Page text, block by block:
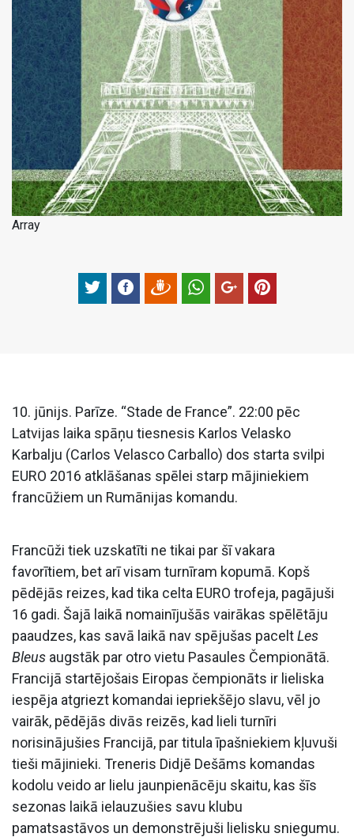
Array
10. jūnijs. Parīze. “Stade de France”. 22:00 pēc
Latvijas laika spāņu tiesnesis Karlos Velasko
Karbalju (Carlos Velasco Carballo) dos starta svilpi
EURO 2016 atklāšanas spēlei starp mājiniekiem
francūžiem un Rumānijas komandu.
Francūži tiek uzskatīti ne tikai par šī vakara
favorītiem, bet arī visam turnīram kopumā. Kopš
pēdējās reizes, kad tika celta EURO trofeja, pagājuši
16 gadi. Šajā laikā nomainījušās vairākas spēlētāju
paaudzes, kas savā laikā nav spējušas paceltLes
Bleus augstāk par otro vietu Pasaules Čempionātā.
Francijā startējošais Eiropas čempionāts ir lieliska
iespēja atgriezt komandai iepriekšējo slavu, vēl jo
vairāk, pēdējās divās reizēs, kad lieli turnīri
norisinājušies Francijā, par titula īpašniekiem kļuvuši
tieši mājinieki. Treneris Didjē Dešāms komandas
kodolu veido ar lielu jaunpienācēju skaitu, kas šīs
sezonas laikā ielauzušies savu klubu
pamatsastāvos un demonstrējuši lielisku sniegumu.